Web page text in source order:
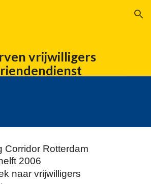
Skip to navigation
vrijwilligers
Corridor Rotterdam
2006
naar vrijwilligers